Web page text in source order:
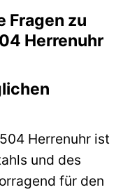
Fragen zu
Herrenuhr
Herrenuhr ist
und des
für den